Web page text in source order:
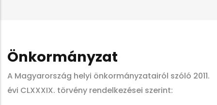
Önkormányzat
A Magyarország helyi önkormányzatairól szóló 2011.
évi CLXXXIX. törvény rendelkezései szerint: